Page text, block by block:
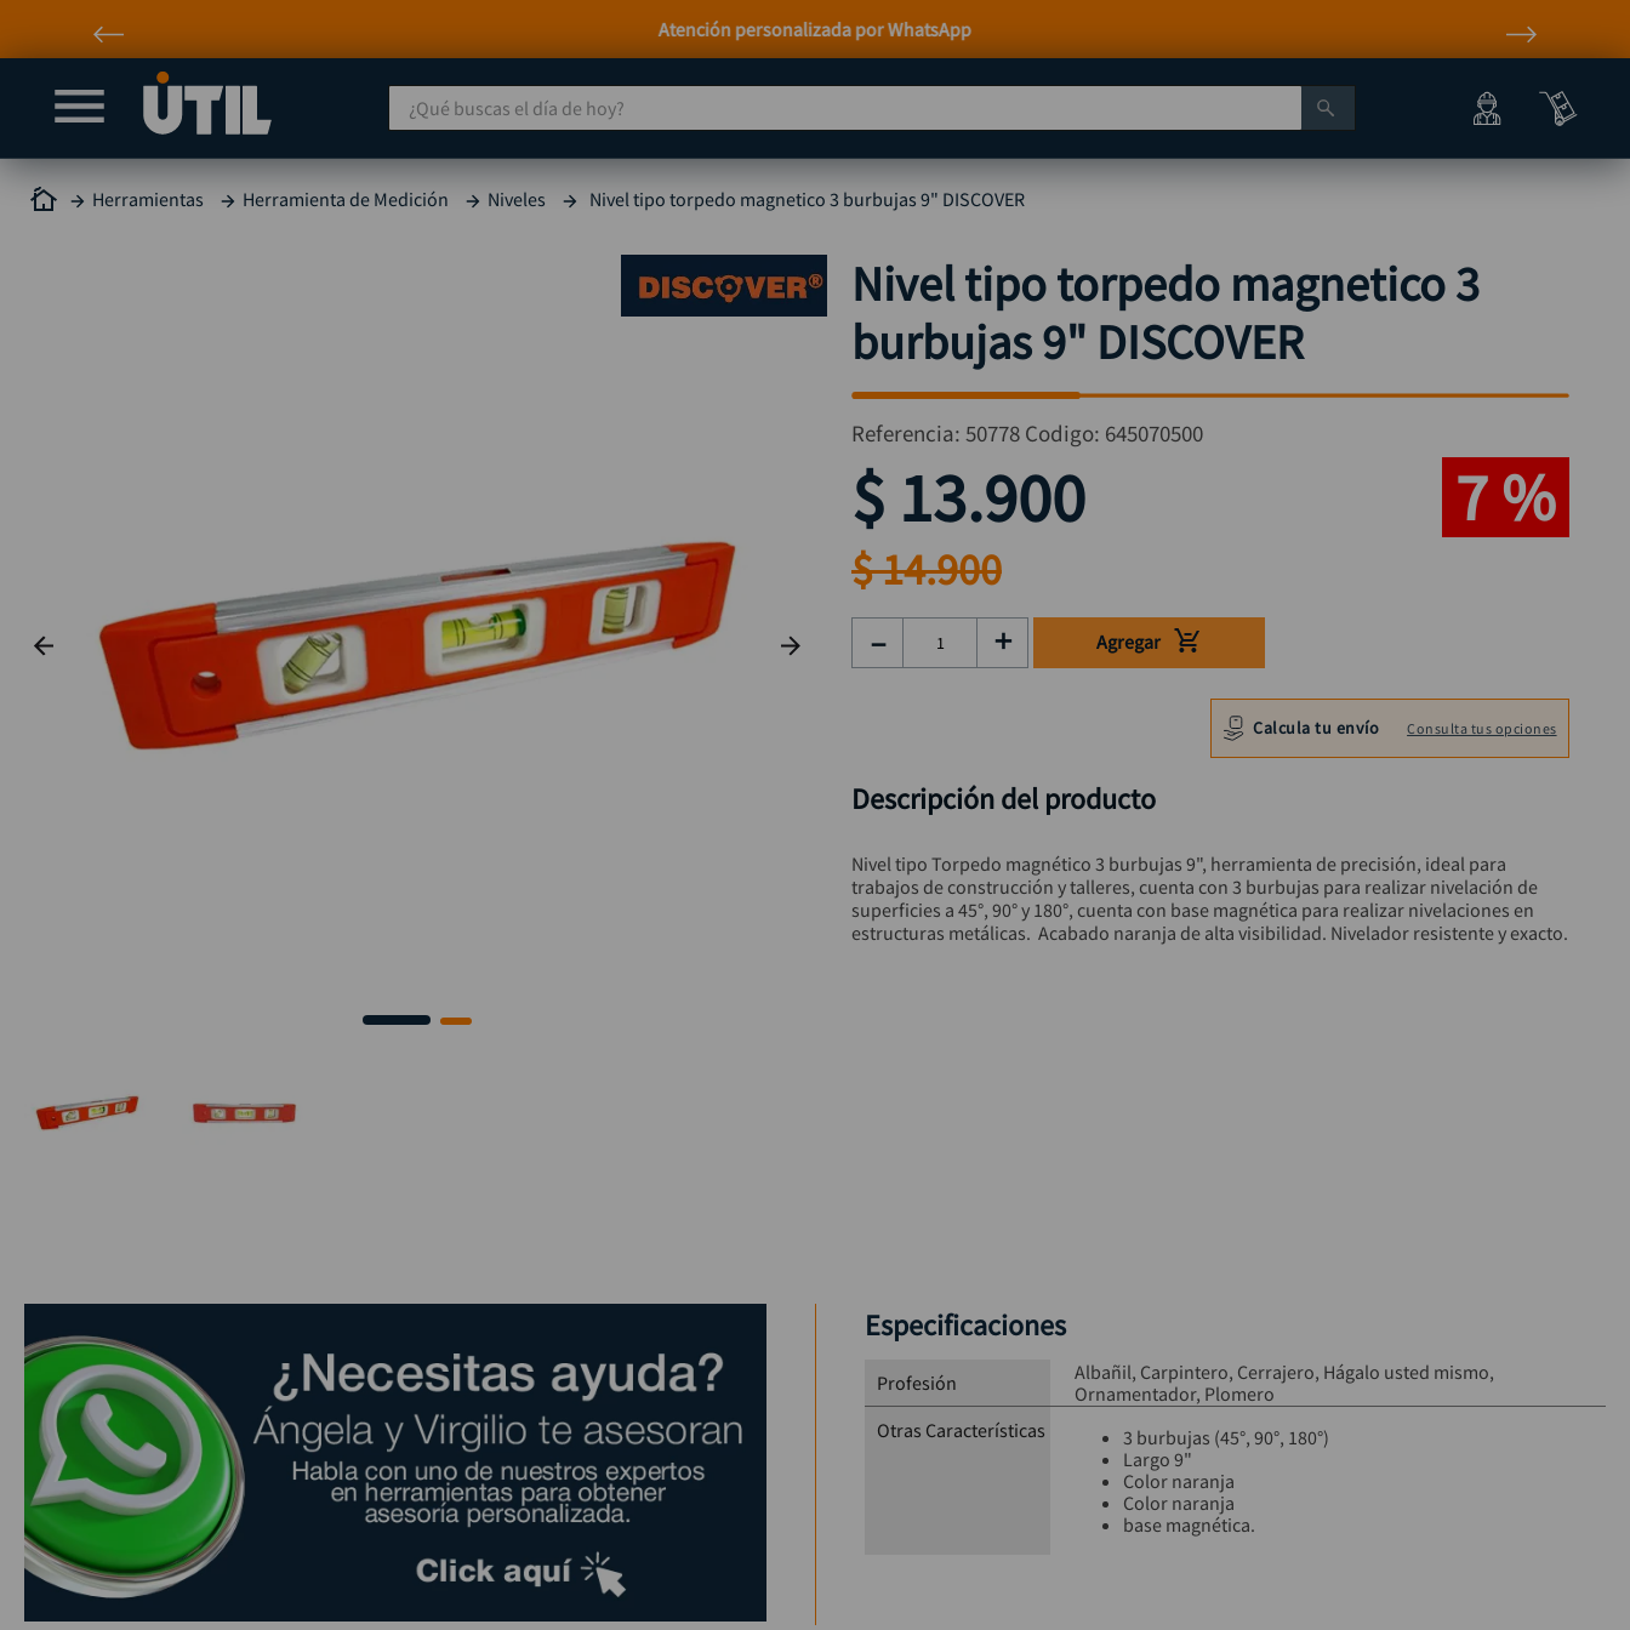
Paga a Crédito con Addi y Sistecrédito
¿Qué buscas el día de hoy?
Herramientas Herramienta de Medición Niveles Nivel tipo torpedo magnetico 3 burbujas 9" DISCOVER
Nivel tipo torpedo magnetico 3
burbujas 9" DISCOVER
Referencia: 50778 Codigo: 645070500
$ 13.900 7 %
$14.900
＋
－ Agregar
Calcula tu envío Consulta tus opciones
Descripción del producto
Nivel tipo Torpedo magnético 3 burbujas 9", herramienta de precisión, ideal para
trabajos de construcción y talleres, cuenta con 3 burbujas para realizar nivelación de
superficies a 45°, 90° y 180°, cuenta con base magnética para realizar nivelaciones en
estructuras metálicas.  Acabado naranja de alta visibilidad. Nivelador resistente y exacto.
Especificaciones
Profesión Albañil Carpintero Cerrajero Hágalo usted mismo
Ornamentador Plomero
Otras Características
3 burbujas (45°, 90°, 180°)
Largo 9"
Color naranja
Color naranja
base magnética.
TÉRMINOS MÁS BUSCADOS
1. taladro
compresor
hidrolavadora
10. black decker